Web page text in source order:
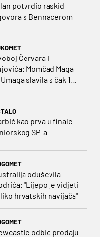
potvrdio raskid
s Bennacerom
Červara i
Momčad Maga
slavila s čak 12
kao prva u finale
SP-a
oduševila
"Lijepo je vidjeti
hrvatskih navijača"
odbio prodaju